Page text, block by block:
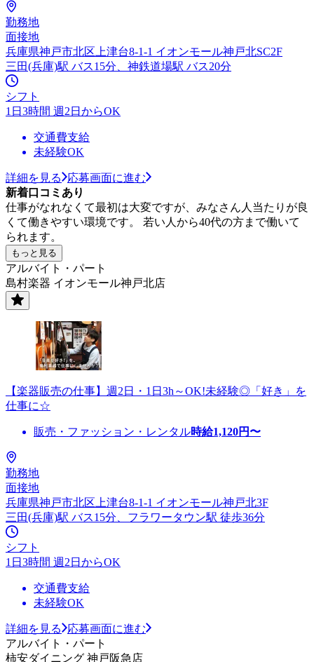
勤務地
面接地
兵庫県神戸市北区上津台8-1-1 イオンモール神戸北SC2F
三田(兵庫)駅 バス15分、神鉄道場駅 バス20分
シフト
1日3時間 週2日からOK
交通費支給
未経験OK
詳細を見る
応募画面に進む
新着口コミあり
仕事がなれなくて最初は大変ですが、みなさん人当たりが良
くて働きやすい環境です。 若い人から40代の方まで働いて
られます。
もっと見る
アルバイト・パート
島村楽器 イオンモール神戸北店
【楽器販売の仕事】週2日・1日3h～OK!未経験◎「好き」を
仕事に☆
販売・ファッション・レンタル時給1,120円〜
勤務地
面接地
兵庫県神戸市北区上津台8-1-1 イオンモール神戸北3F
三田(兵庫)駅 バス15分、フラワータウン駅 徒歩36分
シフト
1日3時間 週2日からOK
交通費支給
未経験OK
詳細を見る
応募画面に進む
アルバイト・パート
柿安ダイニング 神戸阪急店